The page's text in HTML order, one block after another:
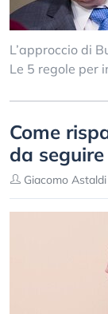
L’approccio di
Le 5 regole per
Come
da seguire
Giacomo Astaldi